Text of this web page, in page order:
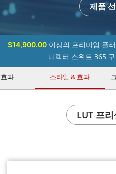
제품
$14,900.00 이상의 프리미엄 플
디렉터 스위트 365
과 스타일 & 효과
LUT 프